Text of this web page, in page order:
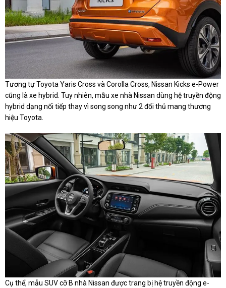
Tương tự Toyota Yaris Cross và Corolla Cross, Nissan Kicks e-Power
cũng là xe hybrid. Tuy nhiên, mẫu xe nhà Nissan dùng hệ truyền động
hybrid dạng nối tiếp thay vì song song như 2 đối thủ mang thương
hiệu Toyota.
Cụ thể, mẫu SUV cỡ B nhà Nissan được trang bị hệ truyền động e-